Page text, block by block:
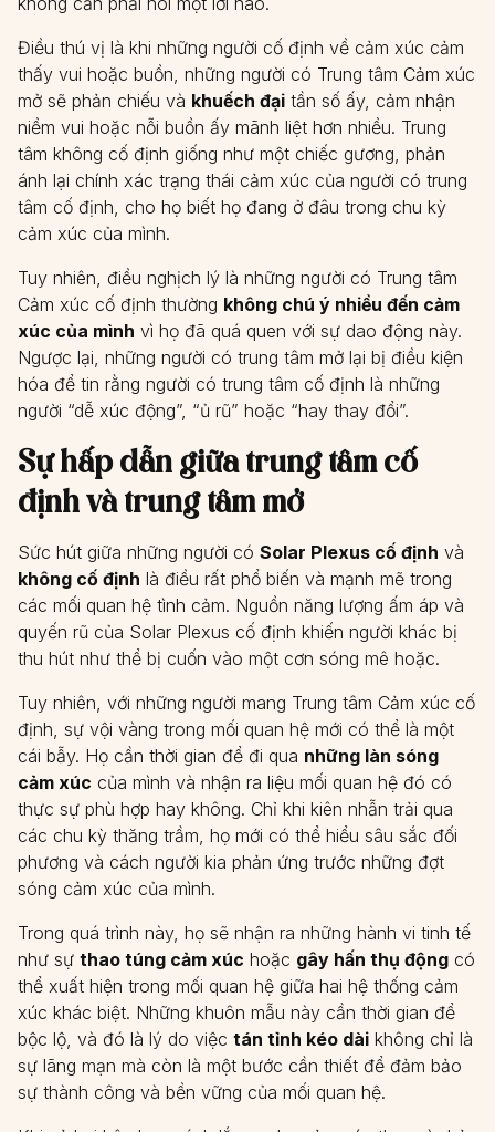
Điều thú vị là khi những người cố định về cảm xúc cảm
thấy vui hoặc buồn, những người có Trung tâm Cảm xúc
mở sẽ phản chiếu và khuếch đại tần số ấy, cảm nhận
niềm vui hoặc nỗi buồn ấy mãnh liệt hơn nhiều. Trung
tâm không cố định giống như một chiếc gương, phản
ánh lại chính xác trạng thái cảm xúc của người có trung
tâm cố định, cho họ biết họ đang ở đâu trong chu kỳ
cảm xúc của mình.
Tuy nhiên, điều nghịch lý là những người có Trung tâm
Cảm xúc cố định thường không chú ý nhiều đến cảm
xúc của mình vì họ đã quá quen với sự dao động này.
Ngược lại, những người có trung tâm mở lại bị điều kiện
hóa để tin rằng người có trung tâm cố định là những
người “dễ xúc động”, “ủ rũ” hoặc “hay thay đổi”.
Sự hấp dẫn giữa trung tâm cố
định và trung tâm mở
Sức hút giữa những người có Solar Plexus cố định và
không cố định là điều rất phổ biến và mạnh mẽ trong
các mối quan hệ tình cảm. Nguồn năng lượng ấm áp và
quyến rũ của Solar Plexus cố định khiến người khác bị
thu hút như thể bị cuốn vào một cơn sóng mê hoặc.
Tuy nhiên, với những người mang Trung tâm Cảm xúc cố
định, sự vội vàng trong mối quan hệ mới có thể là một
cái bẫy. Họ cần thời gian để đi qua những làn sóng
cảm xúc của mình và nhận ra liệu mối quan hệ đó có
thực sự phù hợp hay không. Chỉ khi kiên nhẫn trải qua
các chu kỳ thăng trầm, họ mới có thể hiểu sâu sắc đối
phương và cách người kia phản ứng trước những đợt
sóng cảm xúc của mình.
Trong quá trình này, họ sẽ nhận ra những hành vi tinh tế
như sự thao túng cảm xúc hoặc gây hấn thụ động có
thể xuất hiện trong mối quan hệ giữa hai hệ thống cảm
xúc khác biệt. Những khuôn mẫu này cần thời gian để
bộc lộ, và đó là lý do việc tán tỉnh kéo dài không chỉ là
sự lãng mạn mà còn là một bước cần thiết để đảm bảo
sự thành công và bền vững của mối quan hệ.